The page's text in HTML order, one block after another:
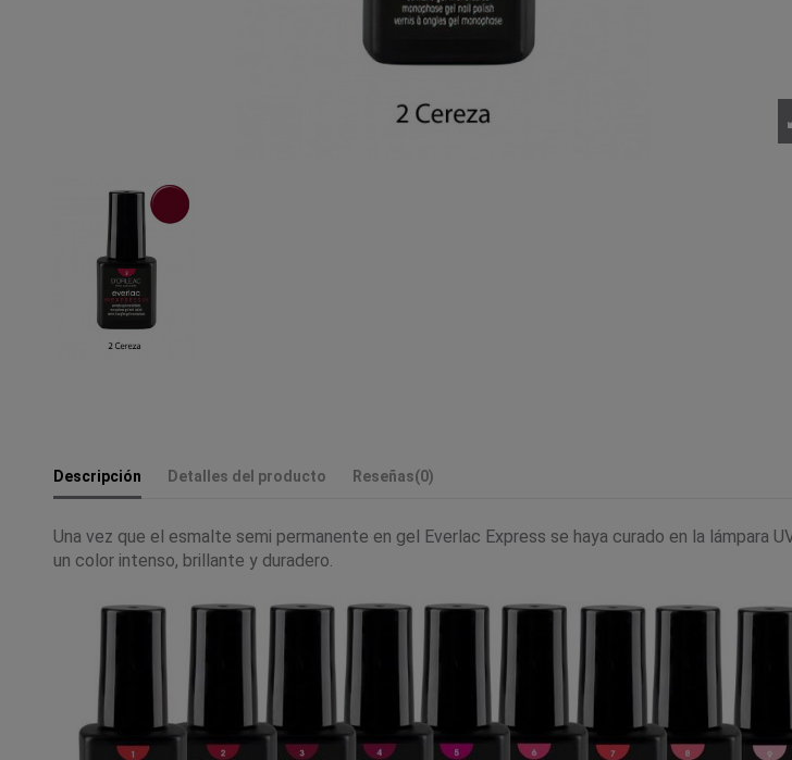
Descripción Detalles del producto Reseñas(0)
Una vez que el esmalte semi permanente en gel Everlac Express se haya curado en la lámpara
un color intenso, brillante y duradero.